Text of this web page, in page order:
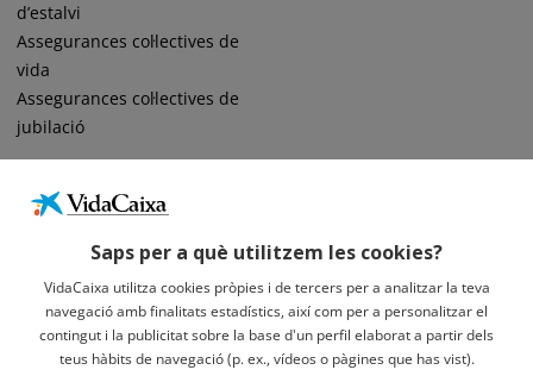
Saps per a què utilitzem les cookies?
VidaCaixa utilitza cookies pròpies i de tercers per a analitzar la teva
navegació amb finalitats estadístics, així com per a personalitzar el
contingut i la publicitat sobre la base d'un perfil elaborat a partir dels
teus hàbits de navegació (p. ex., vídeos o pàgines que has vist).
d’estalvi
Assegurances col·lectives de
vida
Assegurances col·lectives de
jubilació
Informació Legal Sobre VidaCaixa, S.A.
Avís Legal